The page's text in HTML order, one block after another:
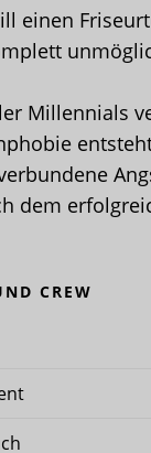
einen
Millennials
dem
CREW